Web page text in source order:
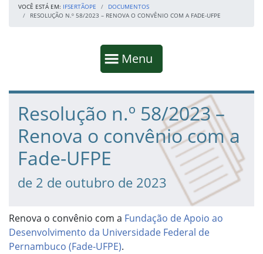
VOCÊ ESTÁ EM: IFSERTÃOPE
DOCUMENTOS
RESOLUÇÃO N.º 58/2023 – RENOVA O CONVÊNIO COM A FADE-UFPE
Mostrar
Menu
Fim da navegação
Início do conteúdo
Resolução n.º 58/2023 –
Renova o convênio com a
Fade-UFPE
de 2 de outubro de 2023
Renova o convênio com a Fundação de Apoio ao
Desenvolvimento da Universidade Federal de
Pernambuco (Fade-UFPE).